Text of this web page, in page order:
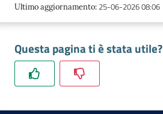
Re
tra
ti
Ultimo aggiornamento: 25-06-2026 08:06
Questa pagina ti è stata utile?